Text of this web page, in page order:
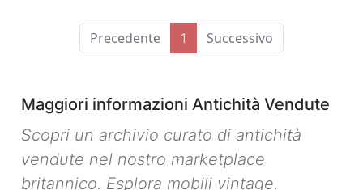
Precedente 1 Successivo
Maggiori informazioni Antichità Vendute
Scopri un archivio curato di antichità
vendute nel nostro marketplace
britannico. Esplora mobili vintage,